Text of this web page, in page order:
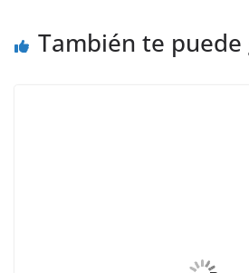
También te